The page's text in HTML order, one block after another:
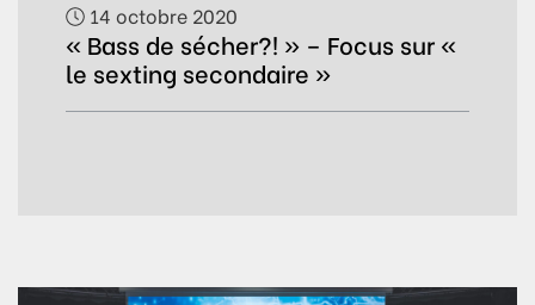
14 octobre 2020
« Bass de sécher?! » – Focus sur «
le sexting secondaire »